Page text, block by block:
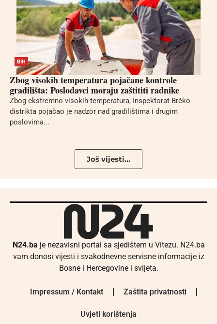
BIH
Zbog visokih temperatura pojačane kontrole
gradilišta: Poslodavci moraju zaštititi radnike
Zbog ekstremno visokih temperatura, Inspektorat Brčko
distrikta pojačao je nadzor nad gradilištima i drugim
poslovima...
Još vijesti...
N24.ba je nezavisni portal sa sjedištem u Vitezu. N24.ba
vam donosi vijesti i svakodnevne servisne informacije iz
Bosne i Hercegovine i svijeta.
Impressum / Kontakt Zaštita privatnosti
Uvjeti korištenja